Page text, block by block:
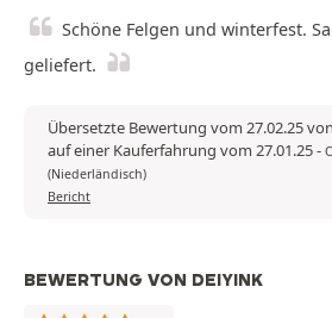
Schöne Felgen und winterfest.
geliefert.
Übersetzte Bewertung vom 27.02.25
auf einer Kauferfahrung vom 27.01.25-
(Niederländisch)
Bericht
BEWERTUNG VON DEIYINK